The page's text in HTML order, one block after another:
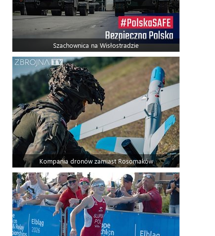
Szachownica na Wisłostradzie
Kompania dronów zamiast Rosomaków